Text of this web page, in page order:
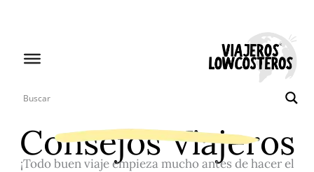
contenido
Consejos Viajeros
¡Todo buen viaje empieza mucho antes de hacer el